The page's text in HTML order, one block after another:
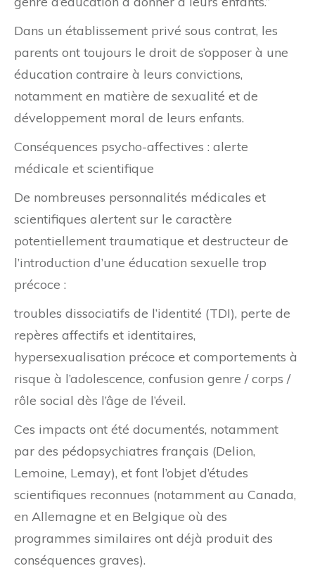
Dans un établissement privé sous contrat, les
parents ont toujours le droit de s’opposer à une
éducation contraire à leurs convictions,
notamment en matière de sexualité et de
développement moral de leurs enfants.
Conséquences psycho-affectives : alerte
médicale et scientifique
De nombreuses personnalités médicales et
scientifiques alertent sur le caractère
potentiellement traumatique et destructeur de
l’introduction d’une éducation sexuelle trop
précoce :
troubles dissociatifs de l’identité (TDI), perte de
repères affectifs et identitaires,
hypersexualisation précoce et comportements à
risque à l’adolescence, confusion genre / corps /
rôle social dès l’âge de l’éveil.
Ces impacts ont été documentés, notamment
par des pédopsychiatres français (Delion,
Lemoine, Lemay), et font l’objet d’études
scientifiques reconnues (notamment au Canada,
en Allemagne et en Belgique où des
programmes similaires ont déjà produit des
conséquences graves).